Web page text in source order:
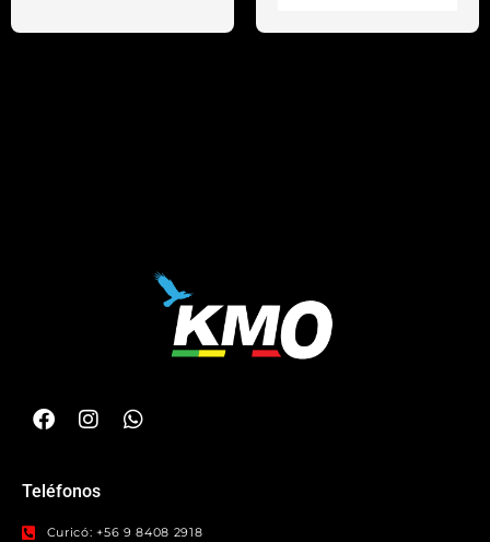
Teléfonos
Curicó: +56 9 8408 2918